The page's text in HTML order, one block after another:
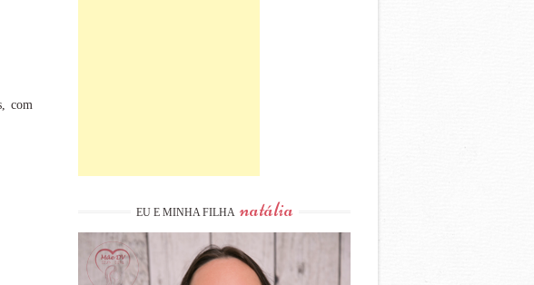
com
EU E MINHA FILHA natália